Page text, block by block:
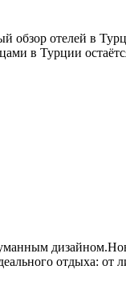
отелей в
в Турции
отдыха: от